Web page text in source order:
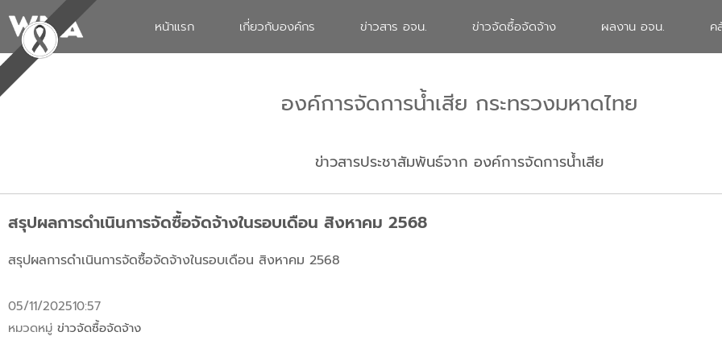
หน้าแรก เกี่ยวกับองค์กร ข่าวสาร อจน. ข่าวจัดซื้อจัดจ้าง ผลงาน อจน. ค
องค์การจัดการน้ำเสีย กระทรวงมหาดไทย
ข่าวสารประชาสัมพันธ์จาก องค์การจัดการน้ำเสีย
สรุปผลการดำเนินการจัดซื้อจัดจ้างในรอบเดือน สิงหาคม 2568
สรุปผลการดำเนินการจัดซื้อจัดจ้างในรอบเดือน สิงหาคม 2568
05/11/202510:57
หมวดหมู่ ข่าวจัดซื้อจัดจ้าง